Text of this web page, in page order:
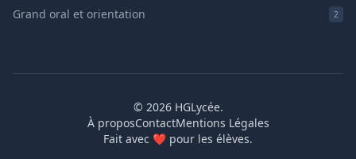
Grand oral et orientation 2
© 2026 HGLycée.
À proposContactMentions Légales
Fait avec ❤ pour les élèves.